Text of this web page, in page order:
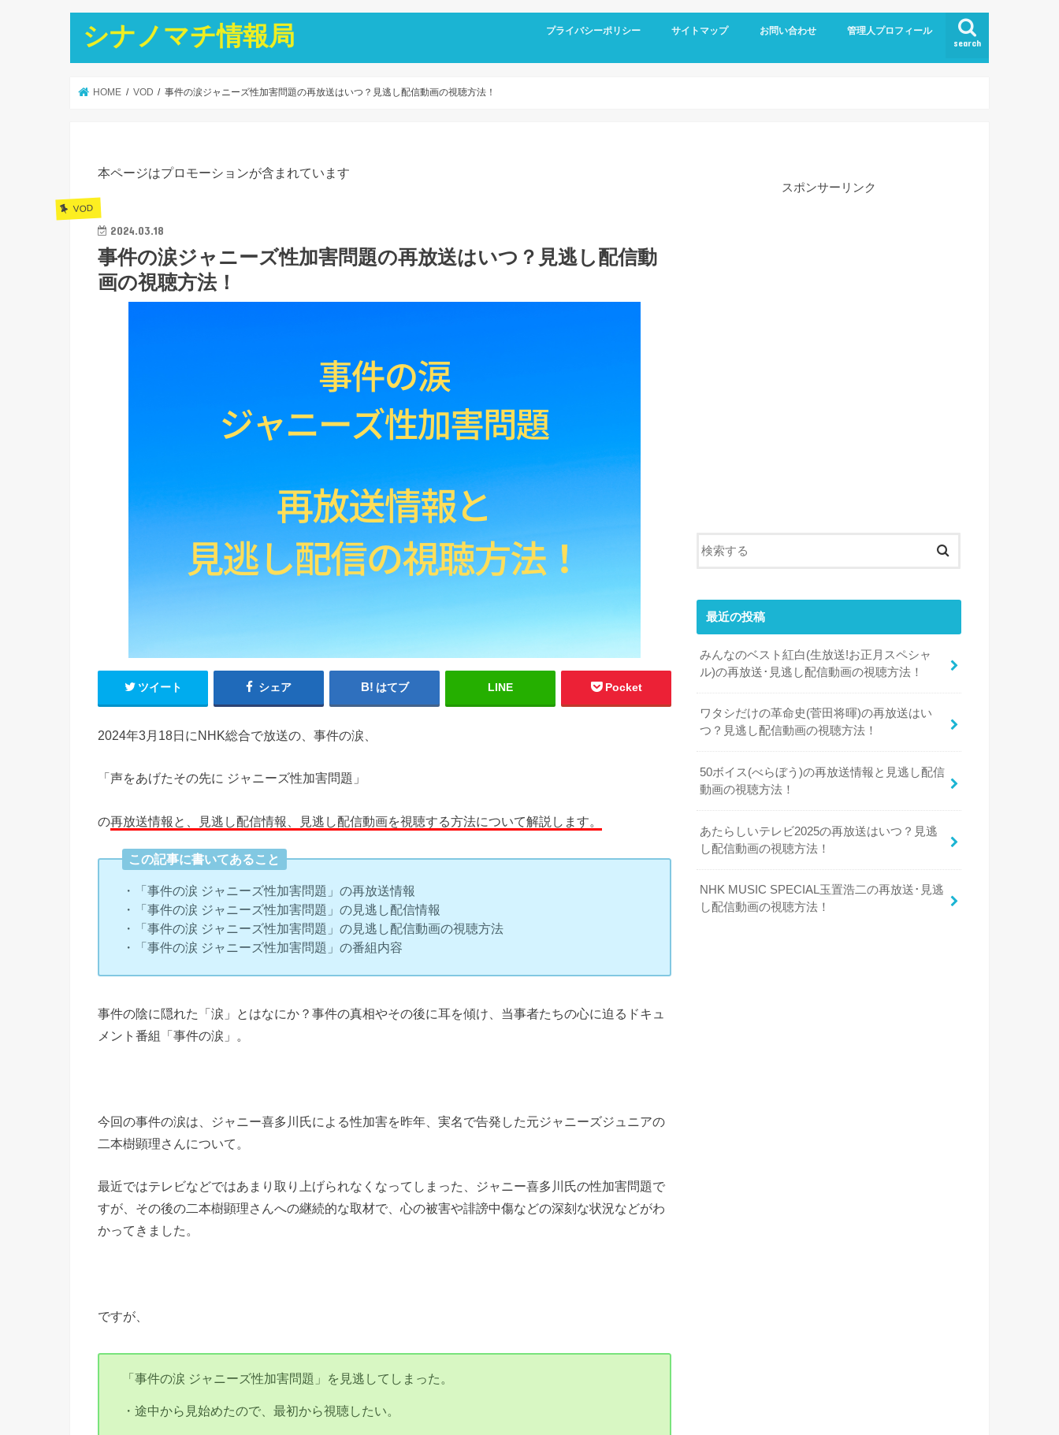
シナノマチ情報局 search
プライバシーポリシー サイトマップ お問い合わせ 管理人プロフィール
HOME VOD 事件の涙ジャニーズ性加害問題の再放送はいつ？見逃し配信動画の視聴方法！
本ページはプロモーションが含まれています
VOD
2024.03.18
事件の涙ジャニーズ性加害問題の再放送はいつ？見逃し配信動
画の視聴方法！
ツイート シェア はてブ LINE Pocket
2024年3月18日にNHK総合で放送の、事件の涙、
「声をあげたその先に ジャニーズ性加害問題」
の再放送情報と、見逃し配信情報、見逃し配信動画を視聴する方法について解説します。
この記事に書いてあること
・「事件の涙 ジャニーズ性加害問題」の再放送情報
・「事件の涙 ジャニーズ性加害問題」の見逃し配信情報
・「事件の涙 ジャニーズ性加害問題」の見逃し配信動画の視聴方法
・「事件の涙 ジャニーズ性加害問題」の番組内容
事件の陰に隠れた「涙」とはなにか？事件の真相やその後に耳を傾け、当事者たちの心に迫るドキュ
メント番組「事件の涙」。
今回の事件の涙は、ジャニー喜多川氏による性加害を昨年、実名で告発した元ジャニーズジュニアの
二本樹顕理さんについて。
最近ではテレビなどではあまり取り上げられなくなってしまった、ジャニー喜多川氏の性加害問題で
すが、その後の二本樹顕理さんへの継続的な取材で、心の被害や誹謗中傷などの深刻な状況などがわ
かってきました。
ですが、
「事件の涙 ジャニーズ性加害問題」を見逃してしまった。
・途中から見始めたので、最初から視聴したい。
スポンサーリンク
最近の投稿
みんなのベスト紅白(生放送!お正月スペシャ
ル)の再放送･見逃し配信動画の視聴方法！
ワタシだけの革命史(菅田将暉)の再放送はい
つ？見逃し配信動画の視聴方法！
50ボイス(べらぼう)の再放送情報と見逃し配信
動画の視聴方法！
あたらしいテレビ2025の再放送はいつ？見逃
し配信動画の視聴方法！
NHK MUSIC SPECIAL玉置浩二の再放送･見逃
し配信動画の視聴方法！